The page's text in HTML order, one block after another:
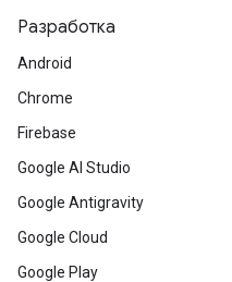
Разработка
Android
Chrome
Firebase
Google AI Studio
Google Antigravity
Google Cloud
Google Play